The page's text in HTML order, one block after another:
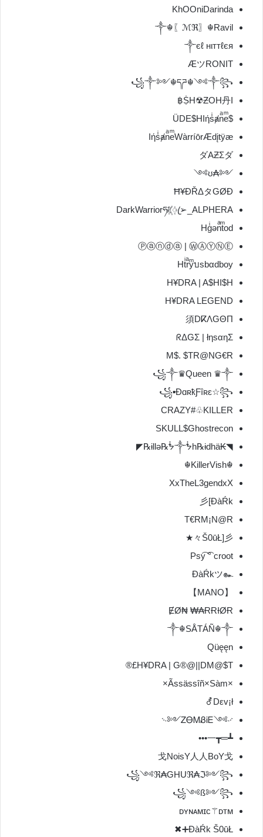
KhOOniDarinda
༒☬〖ℳℜ〗☬Ravil
༒єℓ нιттℓєя
ÆツRONIT
꧁༒༻☬དཌ☬༺༒꧂
ṨH☢ƵOH丹I฿
$ÜDE$HIήsͥⱥnͣeͫ
IήsͥⱥnͣeͫWàrríōrÆdįtÿæ
ダAƵΣダ
༺₳ʊ༻
Ħ¥ĐŘΔタGØĐ
DarkWarriorཧᜰ꙰ꦿ➢_ALPHERA
Ηgͥǝnͣtͫod
Ⓟⓐⓝⓓⓐ | ⓌⒶⓎⓃⒺ
Ηtͥrͣyͫบsbαdboy
H¥DRA | A$HI$H
H¥DRA LEGEND
須DⴽΛGΘΠ
ᖇΔGΣ | łηsαηΣ
M$. $TR@NG€R
꧁༒♛Queen ♛༒
꧁▪ÐɑʀҟƑîʀɛ☆꧂
CRAZY#♧KILLER
SKULL$Ghostrecon
◥₭ɨllǝ℞ᖭ༒ᖭh℞ɨdhä℞◤
☬KillerVish☬
XxTheL3gendxX
彡[ĐàŔk
T€RM¡N@R
々Š0ūŁ]彡★
Psy͡ ͡° croot
ĐàŔkツ๛
【MANO】
ɆØ₦ ₩₳ɌɌƗØɌ
༒☬SÅTÁÑ☬༒
Qüęęn
H¥DRA | G®@||DM@$T£®
×Ãssässîñ×Sàm×
Dεv¡ł⚦
࿙༻ᏃᎾᎷᏰᎥᎬ༺࿚
┻═┳一•••
戈NoisY人人BoY戈
꧁༺ℜ₳GHUℜ₳ℑ༻꧂
꧁༺ß༻꧂
ᴅʏɴᴀᴍɪᴄ⚚ᴅᴛᴍ
ĐàŔk Š0ūŁ➕✖